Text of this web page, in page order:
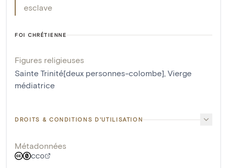
esclave
FOI CHRÉTIENNE
Figures religieuses
Sainte Trinité[deux personnes-colombe], Vierge
médiatrice
DROITS & CONDITIONS D'UTILISATION
Métadonnées
CC0